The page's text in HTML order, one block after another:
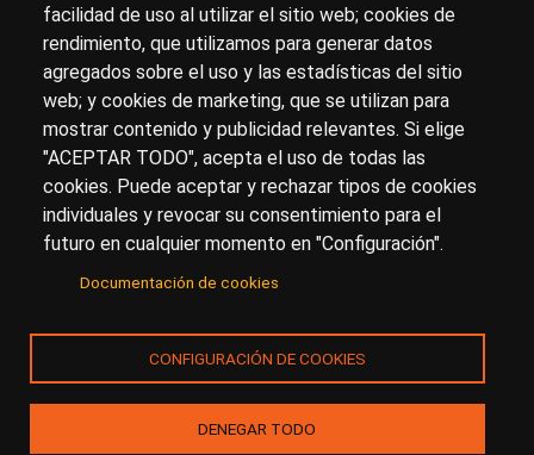
Para ponerte en contacto con nosotros, escríbenos en
el formulario decontacto
Accesibilidad
Aviso Legal Privacidad
facilidad de uso al utilizar el sitio web; cookies de
rendimiento, que utilizamos para generar datos
agregados sobre el uso y las estadísticas del sitio
web; y cookies de marketing, que se utilizan para
mostrar contenido y publicidad relevantes. Si elige
"ACEPTAR TODO", acepta el uso de todas las
cookies. Puede aceptar y rechazar tipos de cookies
individuales y revocar su consentimiento para el
futuro en cualquier momento en "Configuración".
Documentación de cookies
CONFIGURACIÓN DE COOKIES
DENEGAR TODO
© Copyright 2017.arteHistoria&Toools, S.Lo sus
licenciantes son los propietarios de todos los derechos
de propiedad intelectual e industrial de:
(a) este sitio web publicado bajo el dominio
(b) todo el material publicado en artehistoria.com
(incluyendo, sin limitación, textos, imágenes, fotografías,
dibujos, música, marcas o logotipos, estructura y diseño
de la composición de cada una de las páginas
individuales que componen la totalidad del sitio,